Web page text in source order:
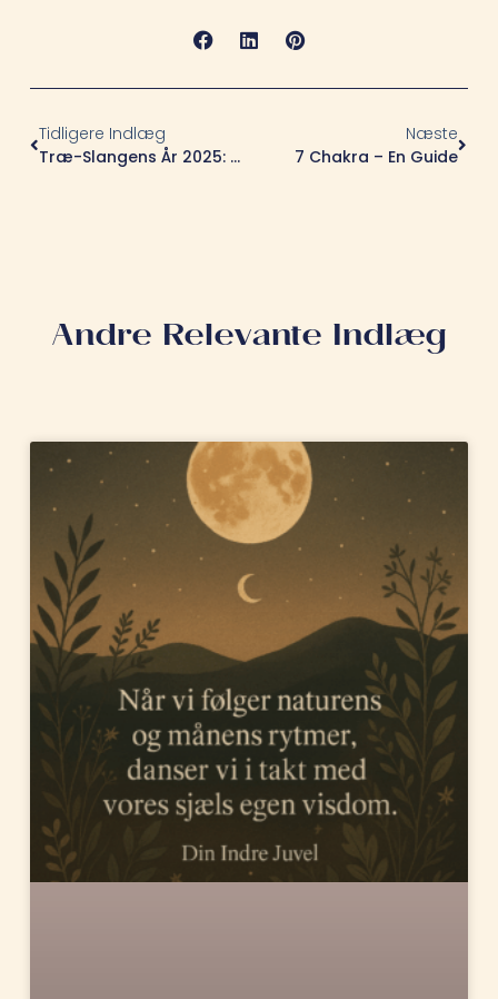
Tidligere Indlæg
Træ-Slangens År 2025: Hvad Betyder Det For Dig? 🐍🌿
Næste
7 Chakra – En Guide
Andre Relevante Indlæg